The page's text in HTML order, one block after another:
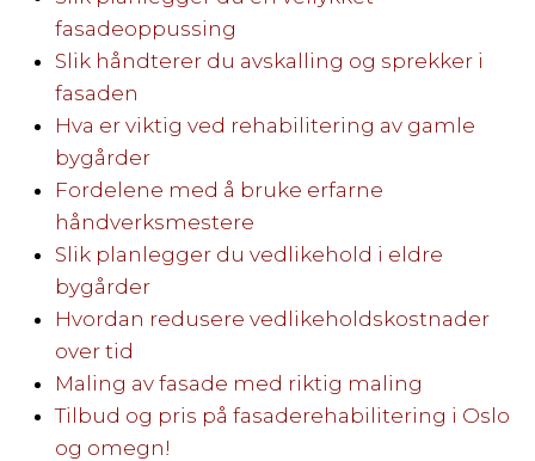
fasadeoppussing
Slik håndterer du avskalling og sprekker i
fasaden
Hva er viktig ved rehabilitering av gamle
bygårder
Fordelene med å bruke erfarne
håndverksmestere
Slik planlegger du vedlikehold i eldre
bygårder
Hvordan redusere vedlikeholdskostnader
over tid
Maling av fasade med riktig maling
Tilbud og pris på fasaderehabilitering i Oslo
og omegn!